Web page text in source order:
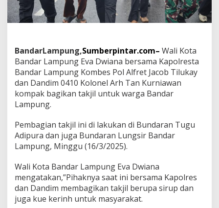
l
r
a
B
a
n
a
a
m
g
K
o
m
p
BandarLampung,Sumberpintar.com– Wali Kota
Bandar Lampung Eva Dwiana bersama Kapolresta
Bandar Lampung Kombes Pol Alfret Jacob Tilukay
dan Dandim 0410 Kolonel Arh Tan Kurniawan
kompak bagikan takjil untuk warga Bandar
Lampung.
Pembagian takjil ini di lakukan di Bundaran Tugu
Adipura dan juga Bundaran Lungsir Bandar
Lampung, Minggu (16/3/2025).
Wali Kota Bandar Lampung Eva Dwiana
mengatakan,”Pihaknya saat ini bersama Kapolres
dan Dandim membagikan takjil berupa sirup dan
juga kue kerinh untuk masyarakat.